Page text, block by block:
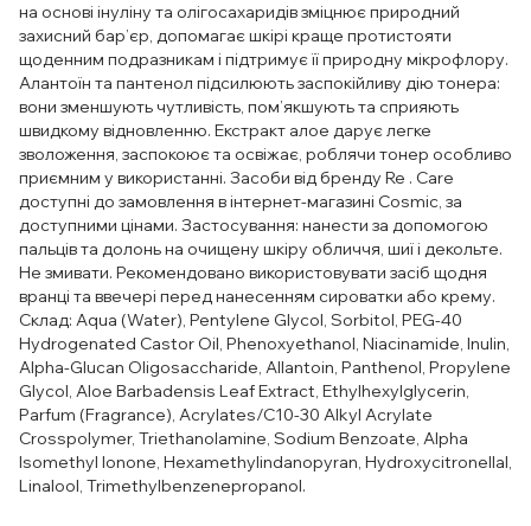
на основі інуліну та олігосахаридів зміцнює природний
захисний бар’єр, допомагає шкірі краще протистояти
щоденним подразникам і підтримує її природну мікрофлору.
Алантоїн та пантенол підсилюють заспокійливу дію тонера:
вони зменшують чутливість, пом’якшують та сприяють
швидкому відновленню. Екстракт алое дарує легке
зволоження, заспокоює та освіжає, роблячи тонер особливо
приємним у використанні. Засоби від бренду Re . Care
доступні до замовлення в інтернет-магазині Cosmic, за
доступними цінами. Застосування: нанести за допомогою
пальців та долонь на очищену шкіру обличчя, шиї і декольте.
Не змивати. Рекомендовано використовувати засіб щодня
вранці та ввечері перед нанесенням сироватки або крему.
Склад: Aqua (Water), Pentylene Glycol, Sorbitol, PEG-40
Hydrogenated Castor Oil, Phenoxyethanol, Niacinamide, Inulin,
Alpha-Glucan Oligosaccharide, Allantoin, Panthenol, Propylene
Glycol, Aloe Barbadensis Leaf Extract, Ethylhexylglycerin,
Parfum (Fragrance), Acrylates/C10-30 Alkyl Acrylate
Crosspolymer, Triethanolamine, Sodium Benzoate, Alpha
Isomethyl Ionone, Hexamethylindanopyran, Hydroxycitronellal,
Linalool, Trimethylbenzenepropanol.